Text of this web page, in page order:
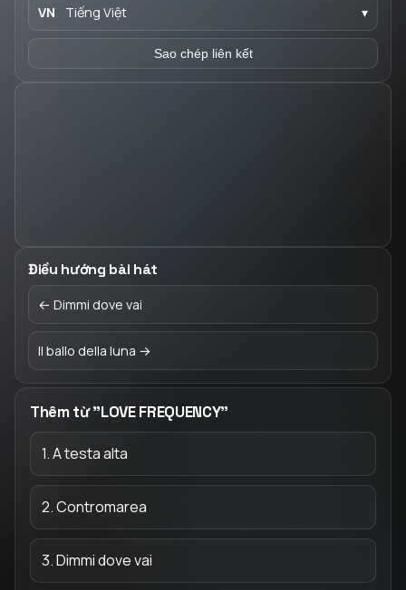
VN Tiếng Việt ▾
Sao chép liên kết
Điều hướng bài hát
← Dimmi dove vai
Il ballo della luna →
Thêm từ "LOVE FREQUENCY"
1. A testa alta
2. Contromarea
3. Dimmi dove vai